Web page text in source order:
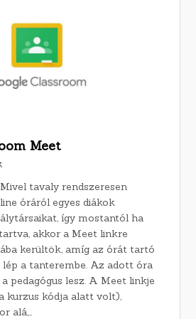
Meet
tavaly rendszeresen
óráról egyes diákok
így mostantól ha
akkor a Meet linkre
kerültök, amíg az órát tartó
lép a tanterembe. Az adott óra
pedagógus lesz. A Meet linkje
kurzus kódja alatt volt),
alá,…